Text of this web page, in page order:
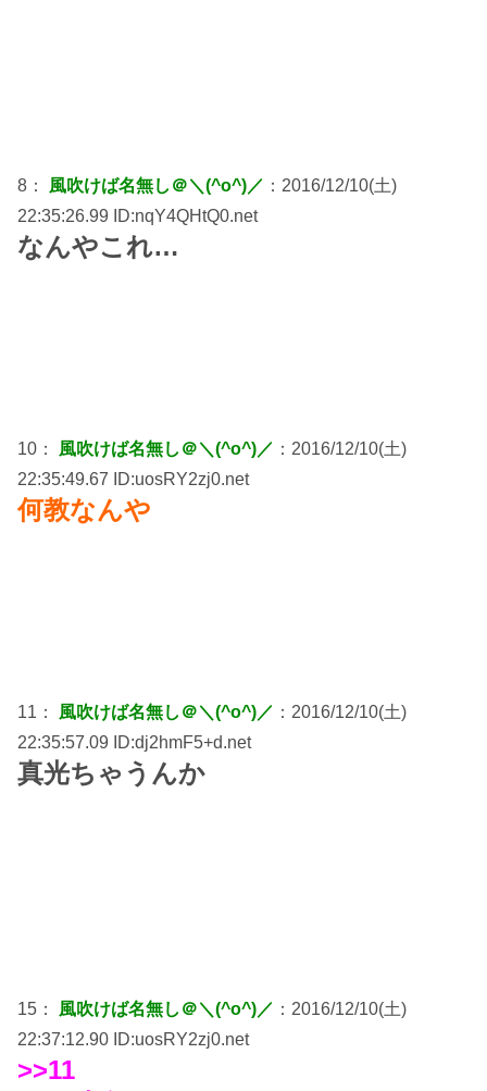
8： 風吹けば名無し＠＼(^o^)／ ：2016/12/10(土)
22:35:26.99 ID:nqY4QHtQ0.net
なんやこれ…
10： 風吹けば名無し＠＼(^o^)／ ：2016/12/10(土)
22:35:49.67 ID:uosRY2zj0.net
何教なんや
11： 風吹けば名無し＠＼(^o^)／ ：2016/12/10(土)
22:35:57.09 ID:dj2hmF5+d.net
真光ちゃうんか
15： 風吹けば名無し＠＼(^o^)／ ：2016/12/10(土)
22:37:12.90 ID:uosRY2zj0.net
>>11